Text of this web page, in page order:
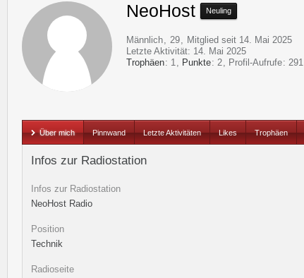
NeoHost Neuling
Männlich 29
Mitglied seit 14. Mai 2025
Letzte Aktivität: 14. Mai 2025
Trophäen
1 Punkte 2 Profil-Aufrufe 291
Über mich Pinnwand Letzte Aktivitäten Likes Trophäen
Infos zur Radiostation
Infos zur Radiostation
NeoHost Radio
Position
Technik
Radioseite